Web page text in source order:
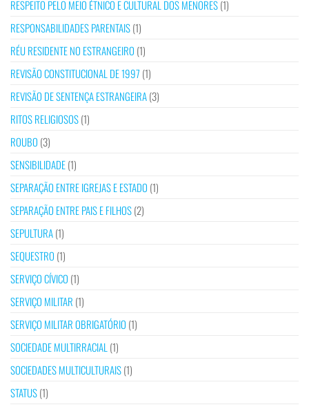
RESPEITO PELO MEIO ÉTNICO E CULTURAL DOS MENORES(1)
RESPONSABILIDADES PARENTAIS(1)
RÉU RESIDENTE NO ESTRANGEIRO (1)
REVISÃO CONSTITUCIONAL DE 1997 (1)
REVISÃO DE SENTENÇA ESTRANGEIRA(3)
RITOS RELIGIOSOS(1)
ROUBO (3)
SENSIBILIDADE(1)
SEPARAÇÃO ENTRE IGREJAS E ESTADO (1)
SEPARAÇÃO ENTRE PAIS E FILHOS(2)
SEPULTURA(1)
SEQUESTRO (1)
SERVIÇO CÍVICO (1)
SERVIÇO MILITAR (1)
SERVIÇO MILITAR OBRIGATÓRIO (1)
SOCIEDADE MULTIRRACIAL (1)
SOCIEDADES MULTICULTURAIS(1)
STATUS(1)